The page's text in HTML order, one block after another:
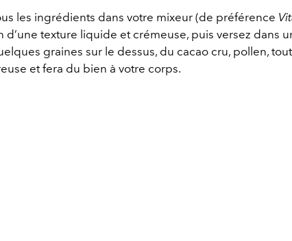
les ingrédients dans votre mixeur (de préférence
d’une texture liquide et crémeuse, puis versez dans
graines sur le dessus, du cacao cru, pollen,
et fera du bien à votre corps.